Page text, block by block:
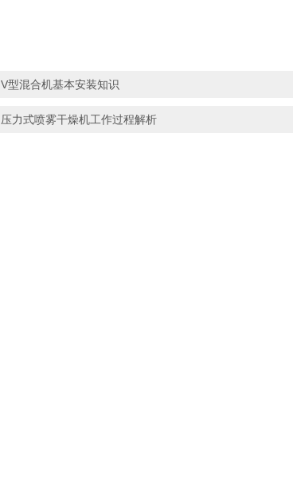
V型混合机基本安装知识
压力式喷雾干燥机工作过程解析